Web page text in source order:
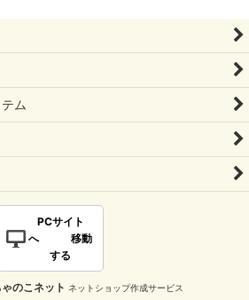
ム
PCサイト
へ 移動
する
のこネット ネットショップ作成サービス